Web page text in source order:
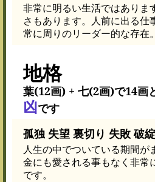
非常に明るい生活ではありま
さもあります。人前に出る仕
常に周りのリーダー的な存在。
地格
葉(12画) + 七(2画)で14画
凶です
孤独 失望 裏切り 失敗 破綻
人生の中でついている期間が
金にも愛される事もなく非常
です。